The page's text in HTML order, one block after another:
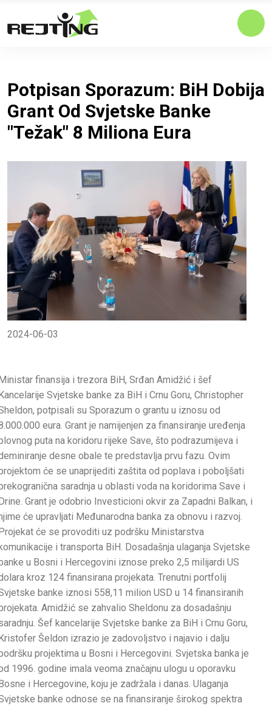
Potpisan Sporazum: BiH Dobija
Grant Od Svjetske Banke
"težak" 8 Miliona Eura
2024-06-03
finansija i trezora BiH, Srđan Amidžić i šef
Svjetske banke za BiH i Crnu Goru, Christopher
potpisali su Sporazum o grantu u iznosu od
eura. Grant je namijenjen za finansiranje uređenja
puta na koridoru rijeke Save, što podrazumijeva i
desne obale te predstavlja prvu fazu. Ovim
će se unaprijediti zaštita od poplava i poboljšati
saradnja u oblasti voda na koridorima Save i
Grant je odobrio Investicioni okvir za Zapadni Balkan, i
će upravljati Međunarodna banka za obnovu i razvoj.
će se provoditi uz podršku Ministarstva
i transporta BiH. Dosadašnja ulaganja Svjetske
u Bosni i Hercegovini iznose preko 2,5 milijardi US
kroz 124 finansirana projekata. Trenutni portfolij
banke iznosi 558,11 milion USD u 14 finansiranih
Amidžić se zahvalio Sheldonu za dosadašnju
Šef kancelarije Svjetske banke za BiH i Crnu Goru,
Šeldon izrazio je zadovoljstvo i najavio i dalju
projektima u Bosni i Hercegovini. Svjetska banka je
1996. godine imala veoma značajnu ulogu u oporavku
i Hercegovine, koju je zadržala i danas. Ulaganja
banke odnose se na finansiranje širokog spektra